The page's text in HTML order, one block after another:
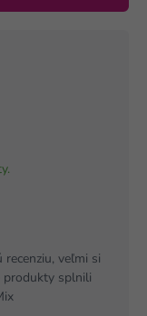
recenziu, veľmi si
produkty splnili